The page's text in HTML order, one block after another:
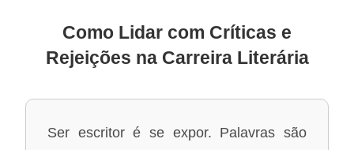
Como Lidar com Críticas e
Rejeições na Carreira Literária
Ser escritor é se expor. Palavras são